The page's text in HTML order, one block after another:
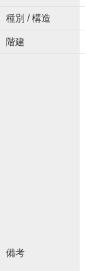
種別 / 構造
階建
備考